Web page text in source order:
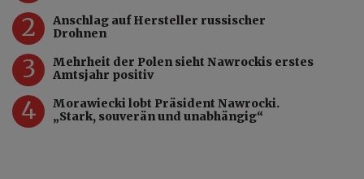
2
Anschlag auf Hersteller russischer
Drohnen
3
Mehrheit der Polen sieht Nawrockis erstes
Amtsjahr positiv
4
Morawiecki lobt Präsident Nawrocki.
„Stark, souverän und unabhängig“